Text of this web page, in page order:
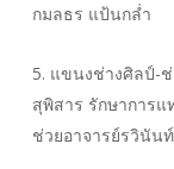
กมลธร แป้นกล่ำ
5. แขนงช่างศิลป์-
สุพิสาร รักษาการ
ช่วยอาจารย์รวินัน